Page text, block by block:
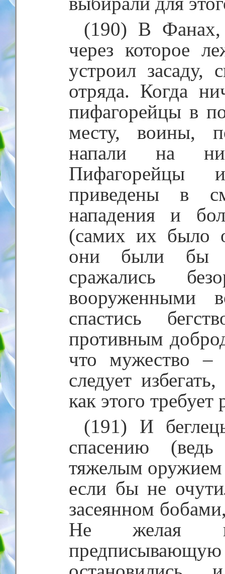
(190) В Фанах,
через которое
устроил засаду,
отряда. Когда
пифагорейцы в
месту, воины,
напали на
Пифагорейцы
приведены в
нападения и
(самих их было
они были бы
сражались
вооруженными
спастись
противным
что мужество –
следует
как этого требует
(191) И
спасению
тяжелым оружием
если бы не
засеянном
Не желая
предписывающую